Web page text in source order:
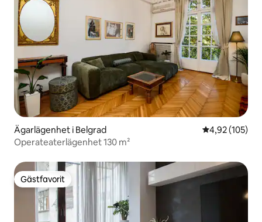
Ägarlägenhet i Belgrad 4,92 av 5 i
4,92 (105)
Operateaterlägenhet 130 m²
Gästfavorit
Gästfavorit